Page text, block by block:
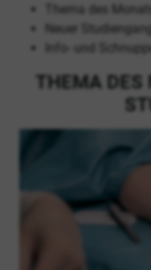
Thema des
Neuer Studiengang
Info- und
THEMA DES